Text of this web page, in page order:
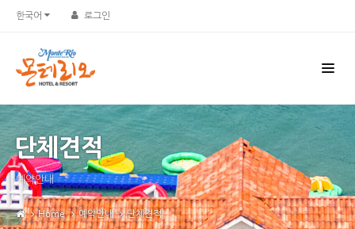
한국어 로그인
단체견적
예약안내
Home 예약안내 단체견적
Sketchbook5, 스케치북5